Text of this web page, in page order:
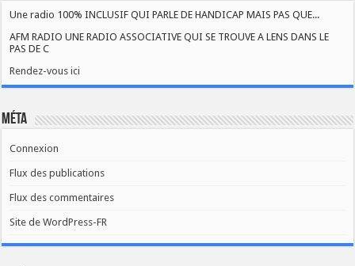
Une radio 100% INCLUSIF QUI PARLE DE HANDICAP MAIS PAS QUE...
AFM RADIO UNE RADIO ASSOCIATIVE QUI SE TROUVE A LENS DANS LE
PAS DE C
Rendez-vous ici
Méta
Connexion
Flux des publications
Flux des commentaires
Site de WordPress-FR